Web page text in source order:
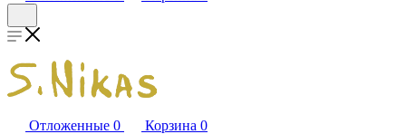
Отложенные 0 Корзина 0